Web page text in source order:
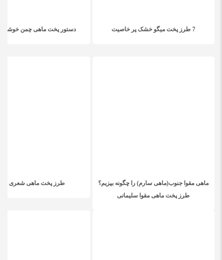
طرز پخت ماهی شعری
ماهی مقوا جنوب(ماهی سارم) را چگونه بپزیم؟
طرز پخت ماهی مقوا سلیمانی
دستور پخت ماهی چمن 7 طرز پخت میگو خشک پر خاصیت